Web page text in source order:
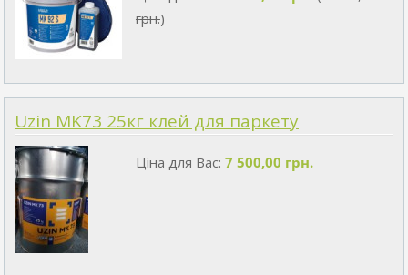
грн.)
Uzin MK73 25кг клей для паркету
Ціна для Вас: 7 500,00 грн.